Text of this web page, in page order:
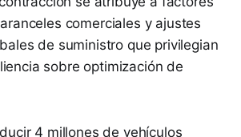
comerciales y ajustes
de suministro que privilegian
sobre optimización de
4 millones de vehículos